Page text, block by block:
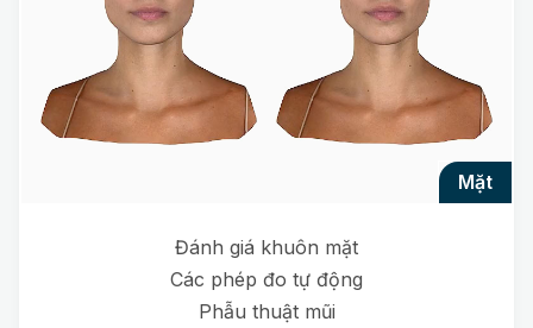
mặt
Đánh giá khuôn mặt
Các phép đo tự động
Phẫu thuật mũi